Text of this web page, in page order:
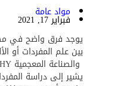
مواد عامة
فبراير 17, 2021
يوجد فرق واضح في
يشير إلى دراسة